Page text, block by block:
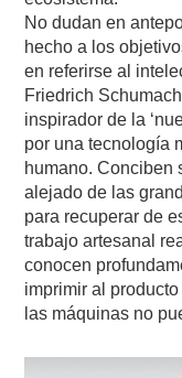
No dudan en
hecho a los
en referirse al
Friedrich
inspirador de la
por una tecnología
humano. Conciben
alejado de las
para recuperar de
trabajo artesanal
conocen
imprimir al
las máquinas no